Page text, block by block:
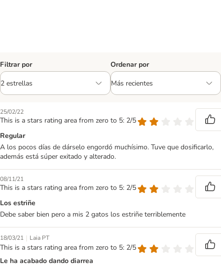
Filtrar por Ordenar por
25/02/22
This is a stars rating area from zero to 5: 2/5
Regular
A los pocos días de dárselo engordó muchísimo. Tuve que dosificarlo,
además está súper exitado y alterado.
08/11/21
This is a stars rating area from zero to 5: 2/5
Los estriñe
Debe saber bien pero a mis 2 gatos los estriñe terriblemente
18/03/21 | Laia PT
This is a stars rating area from zero to 5: 2/5
Le ha acabado dando diarrea